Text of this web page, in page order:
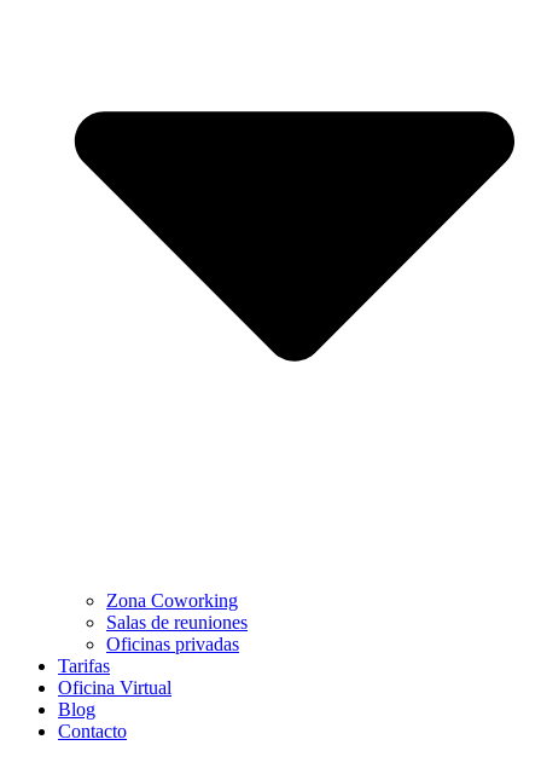
Zona Coworking
Salas de reuniones
Oficinas privadas
Tarifas
Oficina Virtual
Blog
Contacto